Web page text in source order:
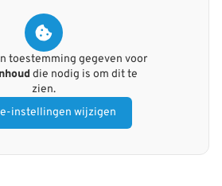
toestemming gegeven voor
die nodig is om dit te
zien.
instellingen wijzigen